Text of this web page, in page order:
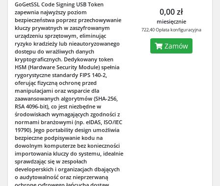
GoGetSSL Code Signing USB Token
zapewnia najwyższy poziom
bezpieczeństwa poprzez przechowywanie
kluczy prywatnych w zaszyfrowanym
urządzeniu sprzętowym, eliminując
ryzyko kradzieży lub nieautoryzowanego
dostępu do wrażliwych danych
kryptograficznych. Dedykowany token
HSM (Hardware Security Module) spełnia
rygorystyczne standardy FIPS 140-2,
oferując fizyczną ochronę przed
manipulacjami oraz wsparcie dla
zaawansowanych algorytmów (SHA-256,
RSA 4096-bit), co jest niezbędne w
środowiskach wymagających zgodności z
normami branżowymi (np. eIDAS, ISO/IEC
19790). Jego portability design umożliwia
bezpieczne podpisywanie kodu na
dowolnym komputerze bez konieczności
importowania kluczy do systemu, idealnie
sprawdzając się w zespołach
developerskich i organizacjach dbających
o audytowalność oraz nieprzerwaną
0,00 zł
miesięcznie
722,40 Opłata konfiguracyjna
Zamów